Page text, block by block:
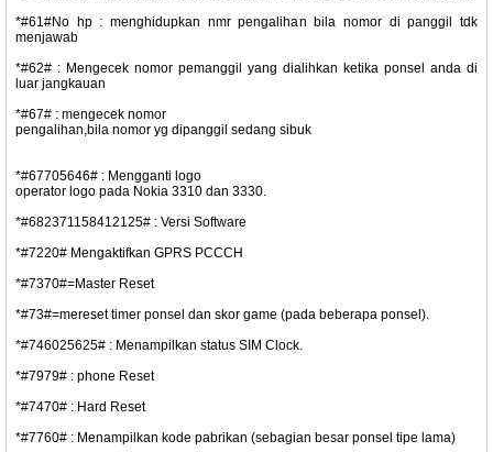
*#61#No hp : menghidupkan nmr pengalihan bila nomor di panggil tdk
menjawab
*#62# : Mengecek nomor pemanggil yang dialihkan ketika ponsel anda di
luar jangkauan
*#67# : mengecek nomor
pengalihan,bila nomor yg dipanggil sedang sibuk
*#67705646# : Mengganti logo
operator logo pada Nokia 3310 dan 3330.
*#682371158412125# : Versi Software
*#7220# Mengaktifkan GPRS PCCCH
*#7370#=Master Reset
*#73#=mereset timer ponsel dan skor game (pada beberapa ponsel).
*#746025625# : Menampilkan status SIM Clock.
*#7979# : phone Reset
*#7470# : Hard Reset
*#7760# : Menampilkan kode pabrikan (sebagian besar ponsel tipe lama)